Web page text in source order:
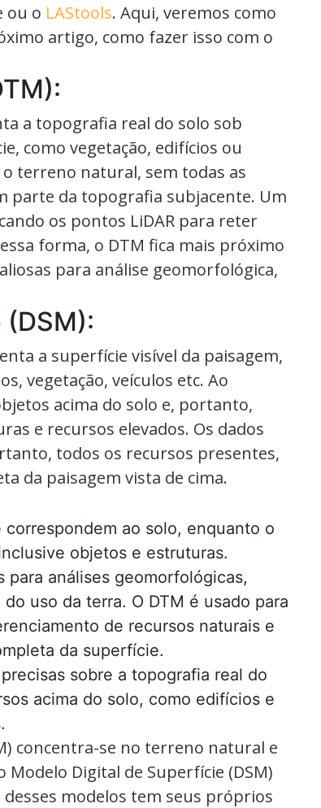
ou o LAStools. Aqui, veremos como
artigo, como fazer isso com o
a topografia real do solo sob
como vegetação, edifícios ou
terreno natural, sem todas as
parte da topografia subjacente. Um
os pontos LiDAR para reter
forma, o DTM fica mais próximo
para análise geomorfológica,
a superfície visível da paisagem,
vegetação, veículos etc. Ao
acima do solo e, portanto,
e recursos elevados. Os dados
todos os recursos presentes,
da paisagem vista de cima.
ao solo, enquanto o
objetos e estruturas.
para análises geomorfológicas,
uso da terra. O DTM é usado para
de recursos naturais e
da superfície.
sobre a topografia real do
acima do solo, como edifícios e
concentra-se no terreno natural e
Digital de Superfície (DSM)
modelos tem seus próprios